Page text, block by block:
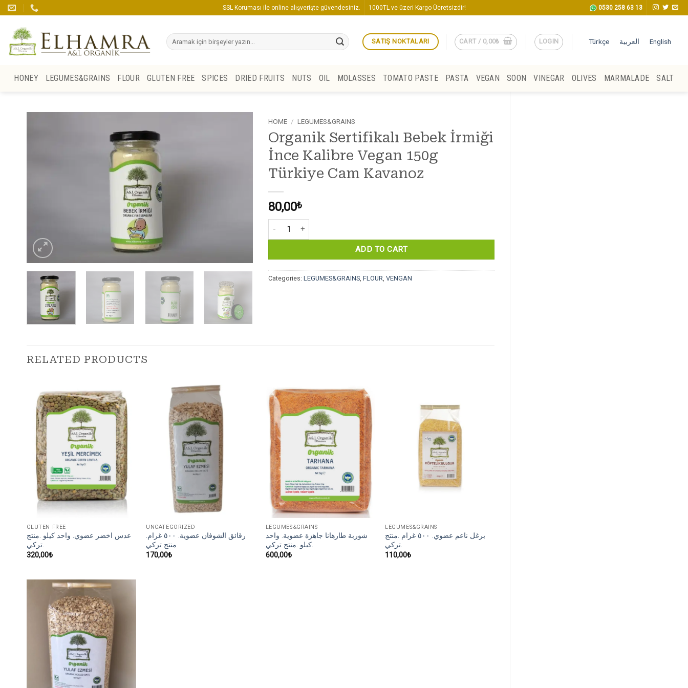
Skip
to
content
SSL Koruması ile online alışverişte güvendesiniz. 1000TL ve üzeri Kargo Ücretsizdir! 0530 258 63 13
Search
for:
SATIŞ NOKTALARI CART / 0,00₺ LOGIN Türkçe العربية English
HONEY LEGUMES&GRAINS FLOUR GLUTEN FREE SPICES DRIED FRUITS NUTS OIL MOLASSES TOMATO PASTE PASTA VEGAN SOON VINEGAR OLIVES MARMALADE SALT
HOME / LEGUMES&GRAINS
Organik Sertifikalı Bebek İrmiği
İnce Kalibre Vegan 150g
Türkiye Cam Kavanoz
80,00₺
Organik Sertifikalı Bebek İrmiği İnce Kalibre Vegan 150g Türkiye Cam Kavanoz quantity
ADD TO CART
Categories: LEGUMES&GRAINS FLOUR VENGAN
RELATED PRODUCTS
GLUTEN FREE
عدس اخضر عضوي. واحد كيلو .منتج
تركي.
320,00₺
UNCATEGORIZED
رقائق الشوفان عضوية. ٥٠٠ غرام.
منتج تركي
170,00₺
LEGUMES&GRAINS
شوربة طارهانا جاهزة عضوية. واحد
كيلو .منتج تركي.
600,00₺
LEGUMES&GRAINS
برغل ناعم عضوي. ٥٠٠ غرام .منتج
تركي.
110,00₺